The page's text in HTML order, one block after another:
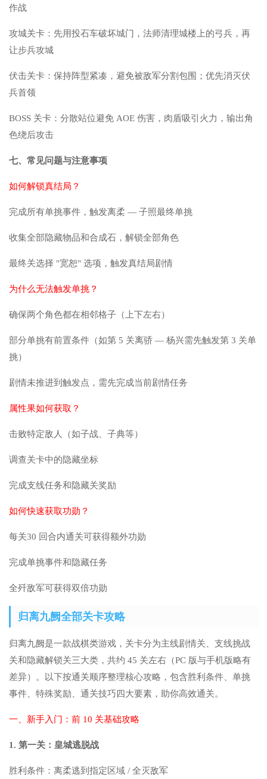
作战
攻城关卡：先用投石车破坏城门，法师清理城楼上的弓兵，再
让步兵攻城
伏击关卡：保持阵型紧凑，避免被敌军分割包围；优先消灭伏
兵首领
BOSS 关卡：分散站位避免 AOE 伤害，肉盾吸引火力，输出角
色绕后攻击
七、常见问题与注意事项
如何解锁真结局？
完成所有单挑事件，触发离柔 — 子照最终单挑
收集全部隐藏物品和合成石，解锁全部角色
最终关选择 "宽恕" 选项，触发真结局剧情
为什么无法触发单挑？
确保两个角色都在相邻格子（上下左右）
部分单挑有前置条件（如第 5 关离骄 — 杨兴需先触发第 3 关单
挑）
剧情未推进到触发点，需先完成当前剧情任务
属性果如何获取？
击败特定敌人（如子战、子典等）
调查关卡中的隐藏坐标
完成支线任务和隐藏关奖励
如何快速获取功勋？
每关30 回合内通关可获得额外功勋
完成单挑事件和隐藏任务
全歼敌军可获得双倍功勋
归离九阙全部关卡攻略
归离九阙是一款战棋类游戏，关卡分为主线剧情关、支线挑战
关和隐藏解锁关三大类，共约 45 关左右（PC 版与手机版略有
差异）。以下按通关顺序整理核心攻略，包含胜利条件、单挑
事件、特殊奖励、通关技巧四大要素，助你高效通关。
一、新手入门：前 10 关基础攻略
1. 第一关：皇城逃脱战
胜利条件：离柔逃到指定区域 / 全灭敌军